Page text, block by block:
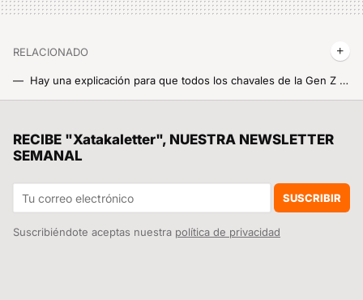
RELACIONADO
Hay una explicación para que todos los chavales de la Gen Z lleven el "pelo brócoli": la permanente ha vuelto
RECIBE "Xatakaletter", NUESTRA NEWSLETTER
SEMANAL
SUSCRIBIR
Suscribiéndote aceptas nuestra política de privacidad